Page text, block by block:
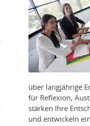
über langjährige
für Reflexion,
stärken Ihre
und entwickeln